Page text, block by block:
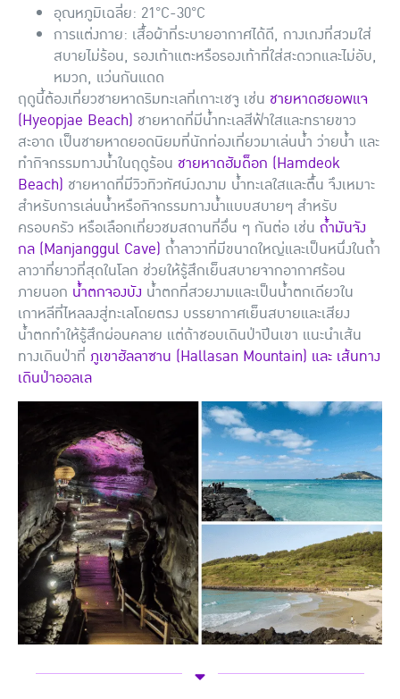
อุณหภูมิเฉลี่ย: 21°C-30°C
การแต่งกาย: เสื้อผ้าที่ระบายอากาศได้ดี, กางเกงที่สวมใส่
สบายไม่ร้อน, รองเท้าแตะหรือรองเท้าที่ใส่สะดวกและไม่อับ,
หมวก, แว่นกันแดด
ฤดูนี้ต้องเที่ยวชายหาดริมทะเลที่เกาะเชจู เช่น ชายหาดฮยอพแจ
(Hyeopjae Beach) ชายหาดที่มีน้ำทะเลสีฟ้าใสและทรายขาว
สะอาด เป็นชายหาดยอดนิยมที่นักท่องเที่ยวมาเล่นน้ำ ว่ายน้ำ และ
ทำกิจกรรมทางน้ำในฤดูร้อน ชายหาดฮัมด็อก (Hamdeok
Beach) ชายหาดที่มีวิวทิวทัศน์งดงาม น้ำทะเลใสและตื้น จึงเหมาะ
สำหรับการเล่นน้ำหรือกิจกรรมทางน้ำแบบสบายๆ สำหรับ
ครอบครัว หรือเลือกเที่ยวชมสถานที่อื่น ๆ กันต่อ เช่น ถ้ำมันจัง
กล (Manjanggul Cave) ถ้ำลาวาที่มีขนาดใหญ่และเป็นหนึ่งในถ้ำ
ลาวาที่ยาวที่สุดในโลก ช่วยให้รู้สึกเย็นสบายจากอากาศร้อน
ภายนอก น้ำตกจองบัง น้ำตกที่สวยงามและเป็นน้ำตกเดียวใน
เกาหลีที่ไหลลงสู่ทะเลโดยตรง บรรยากาศเย็นสบายและเสียง
น้ำตกทำให้รู้สึกผ่อนคลาย แต่ถ้าชอบเดินป่าปีนเขา แนะนำเส้น
ทางเดินป่าที่ ภูเขาฮัลลาซาน (Hallasan Mountain) และ เส้นทาง
เดินป่าออลเล